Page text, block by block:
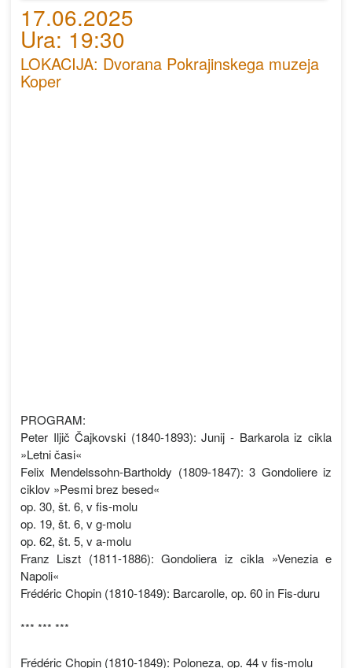
17.06.2025
Ura: 19:30
LOKACIJA: Dvorana Pokrajinskega muzeja
Koper
PROGRAM:
Peter Iljič Čajkovski (1840-1893): Junij - Barkarola iz cikla
»Letni časi«
Felix Mendelssohn-Bartholdy (1809-1847): 3 Gondoliere iz
ciklov »Pesmi brez besed«
op. 30, št. 6, v fis-molu
op. 19, št. 6, v g-molu
op. 62, št. 5, v a-molu
Franz Liszt (1811-1886): Gondoliera iz cikla »Venezia e
Napoli«
Frédéric Chopin (1810-1849): Barcarolle, op. 60 in Fis-duru
*** *** ***
Frédéric Chopin (1810-1849): Poloneza, op. 44 v fis-molu